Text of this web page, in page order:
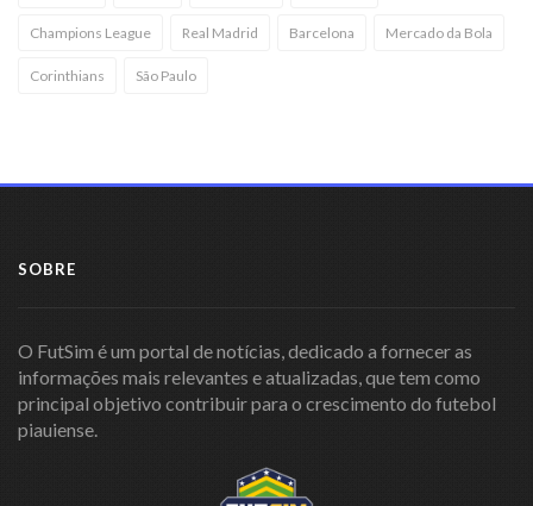
Champions League Real Madrid Barcelona Mercado da Bola
Corinthians São Paulo
SOBRE
O FutSim é um portal de notícias, dedicado a fornecer as
informações mais relevantes e atualizadas, que tem como
principal objetivo contribuir para o crescimento do futebol
piauiense.